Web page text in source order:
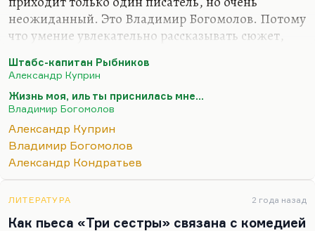
неожиданный. Это Владимир Богомолов. Потому
что умение увлекательно рассказывать сюжет,
муштру, чувствовать смешное… Ведь на самом
деле купринское в Богомолове не только в «В
августе сорок четвертого», потому что «Момент
истины» – очень купринский роман по свежести
деталей и динамике сюжета. Но главное,
конечно, это «Жизнь моя, иль ты приснилась
мне…», второй и главный роман Богомолова,
почти незамеченным. Это огромная книга, 800…
Штабс-капитан Рыбников
Александр Куприн
Жизнь моя, иль ты приснилась мне…
Владимир Богомолов
Александр Куприн
Владимир Богомолов
Александр Кондратьев
ЛИТЕРАТУРА 2 года назад
Как пьеса «Три сестры» связана с комедией